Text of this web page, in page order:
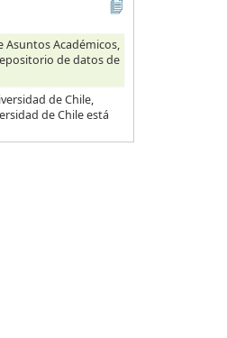
Asuntos Académicos,
de datos de
de Chile,
de Chile está